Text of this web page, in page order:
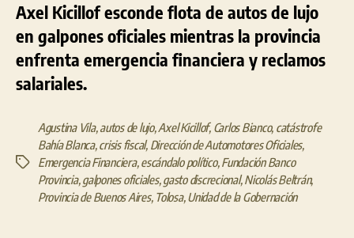
Axel Kicillof esconde flota de autos de lujo
en galpones oficiales mientras la provincia
enfrenta emergencia financiera y reclamos
salariales.
Etiquetas
Agustina Vila,autos de lujo,Axel Kicillof, Carlos Bianco, catástrofe
Bahía Blanca,crisis fiscal, Dirección de Automotores Oficiales,
Emergencia Financiera,escándalo político,Fundación Banco
Provincia,galpones oficiales,gasto discrecional,Nicolás Beltrán,
Provincia de Buenos Aires, Tolosa,Unidad de la Gobernación